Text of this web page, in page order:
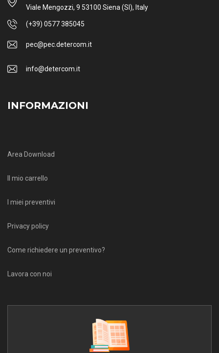
Viale Mengozzi, 9 53100 Siena (SI), Italy
(+39) 0577 385045
pec@pec.detercom.it
info@detercom.it
INFORMAZIONI
Area Download
Il mio carrello
I miei preventivi
Privacy policy
Come richiedere un preventivo?
Lavora con noi